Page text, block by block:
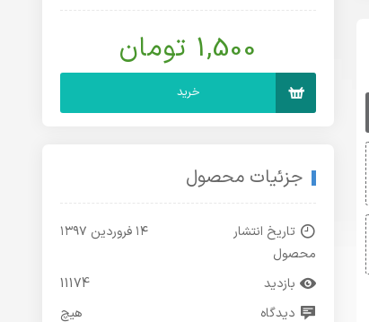
1,500 تومان
خرید
جزئیات محصول
تاریخ انتشار
محصول
۱۴ فروردین ۱۳۹۷
بازدید
11174
دیدگاه
هیچ